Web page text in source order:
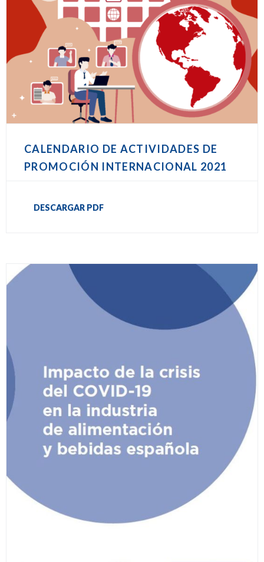
CALENDARIO DE ACTIVIDADES DE
PROMOCIÓN INTERNACIONAL 2021
DESCARGAR PDF